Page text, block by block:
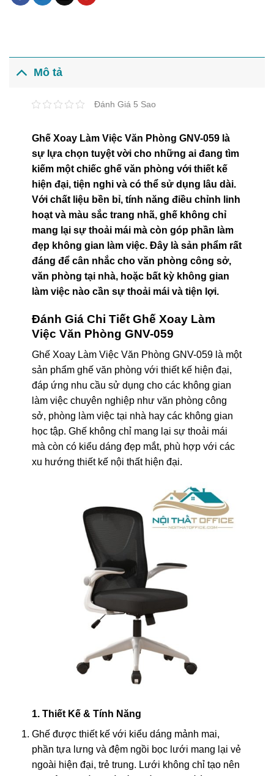
Mô tả
Đánh Giá 5 Sao
Ghế Xoay Làm Việc Văn Phòng GNV-059 là
sự lựa chọn tuyệt vời cho những ai đang tìm
kiếm một chiếc ghế văn phòng với thiết kế
hiện đại, tiện nghi và có thể sử dụng lâu dài.
Với chất liệu bền bỉ, tính năng điều chỉnh linh
hoạt và màu sắc trang nhã, ghế không chỉ
mang lại sự thoải mái mà còn góp phần làm
đẹp không gian làm việc. Đây là sản phẩm rất
đáng để cân nhắc cho văn phòng công sở,
văn phòng tại nhà, hoặc bất kỳ không gian
làm việc nào cần sự thoải mái và tiện lợi.
Đánh Giá Chi Tiết Ghế Xoay Làm
Việc Văn Phòng GNV-059
Ghế Xoay Làm Việc Văn Phòng GNV-059 là một
sản phẩm ghế văn phòng với thiết kế hiện đại,
đáp ứng nhu cầu sử dụng cho các không gian
làm việc chuyên nghiệp như văn phòng công
sở, phòng làm việc tại nhà hay các không gian
học tập. Ghế không chỉ mang lại sự thoải mái
mà còn có kiểu dáng đẹp mắt, phù hợp với các
xu hướng thiết kế nội thất hiện đại.
1. Thiết Kế & Tính Năng
Ghế được thiết kế với kiểu dáng mảnh mai,
phần tựa lưng và đệm ngồi bọc lưới mang lại vẻ
ngoài hiện đại, trẻ trung. Lưới không chỉ tạo nên